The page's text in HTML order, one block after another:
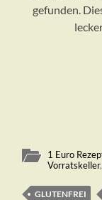
gefunden.
1 Euro
Vorratskeller,
GLUTENFREI